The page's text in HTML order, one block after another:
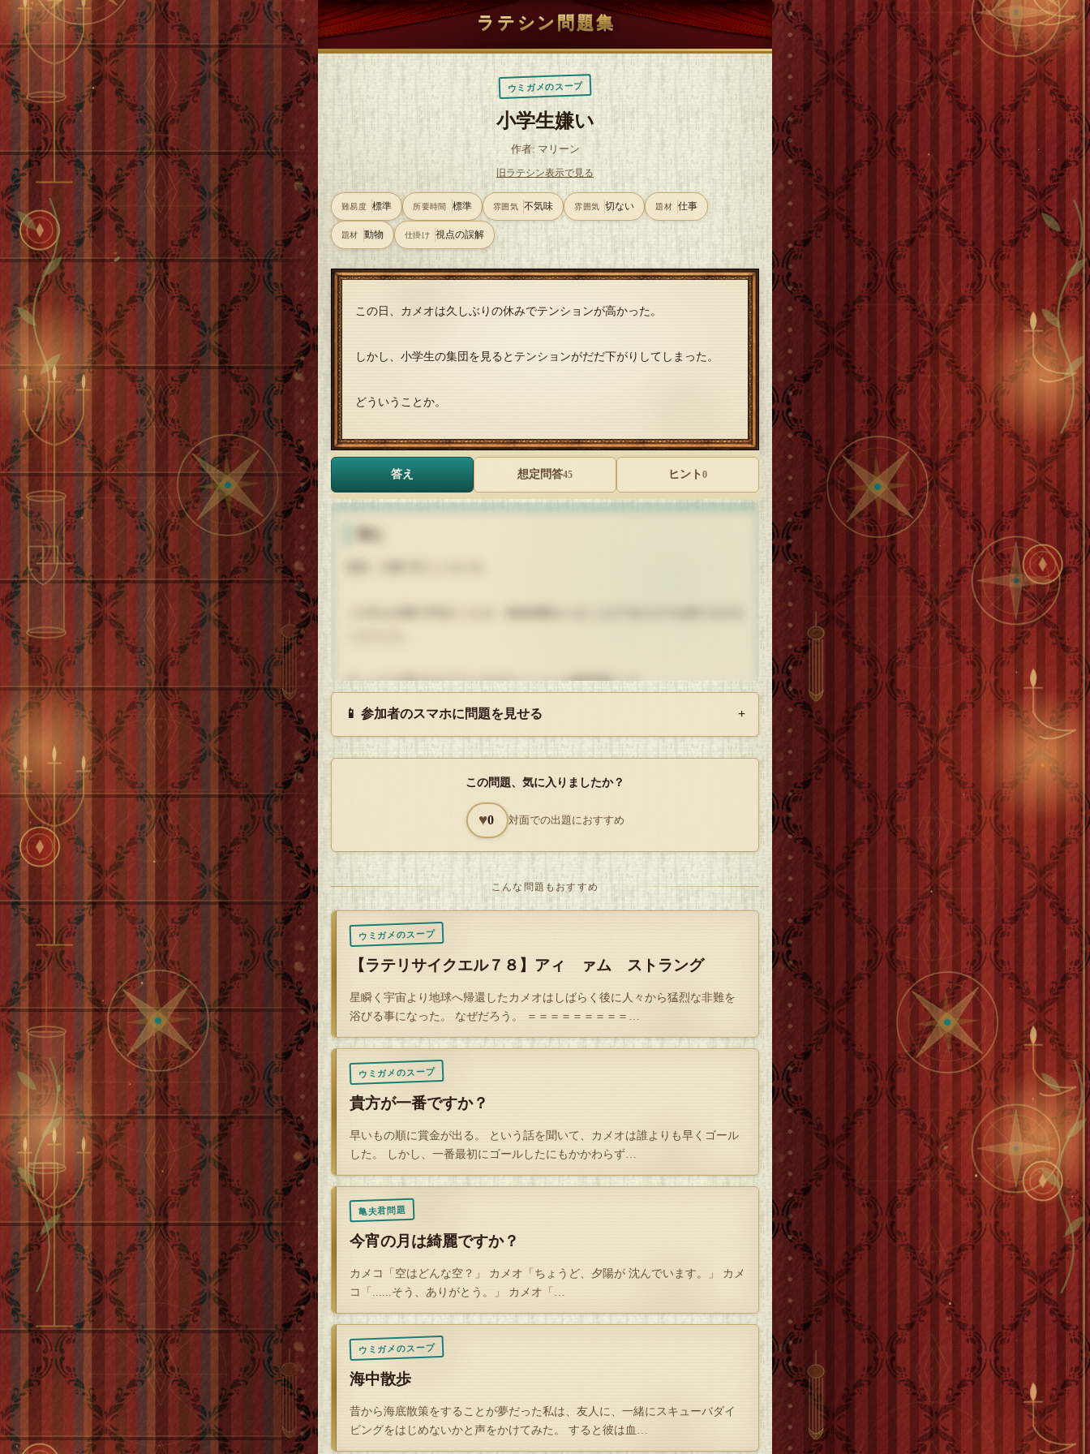
ラテシン問題集
ウミガメのスープ
小学生嫌い
作者: マリーン
旧ラテシン表示で見る
難易度 標準 所要時間 標準 雰囲気 不気味 雰囲気 切ない 題材 仕事
題材 動物 仕掛け 視点の誤解
この日、カメオは久しぶりの休みでテンションが高かった。
しかし、小学生の集団を見るとテンションがだだ下がりしてしまった。
どういうことか。
答え 想定問答45 ヒント 0
久しぶりの登山なのでカメオのテンションは最高潮だった。
た小学生の集団が歩いていた。
あることに気が付いてしまった。
「小学生の集団全員、傘持ってる・・・」
カメオは天気予報を見るのを忘れていた。
せっかくの休日なのに雨の中、山を登らなければいけないのである。
「うわー、萎えるわー」
カメオはどんよりした気分で山に向かうのであった。
Q
解答を開封する
📱 参加者のスマホに問題を見せる +
この問題、気に入りましたか？
♥0 対面での出題におすすめ
こんな問題もおすすめ
ウミガメのスープ
【ラテリサイクエル７８】アィ ァム ストラング
星瞬く宇宙より地球へ帰還したカメオはしばらく後に人々から猛烈な非難を
浴びる事になった。 なぜだろう。 ＝＝＝＝＝＝＝＝＝…
ウミガメのスープ
貴方が一番ですか？
早いもの順に賞金が出る。 という話を聞いて、カメオは誰よりも早くゴール
した。 しかし、一番最初にゴールしたにもかかわらず…
亀夫君問題
今宵の月は綺麗ですか？
カメコ「空はどんな空？」 カメオ「ちょうど、夕陽が 沈んでいます。」 カメ
コ「......そう、ありがとう。」 カメオ「…
ウミガメのスープ
海中散歩
昔から海底散策をすることが夢だった私は、友人に、一緒にスキューバダイ
ビングをはじめないかと声をかけてみた。 すると彼は血…